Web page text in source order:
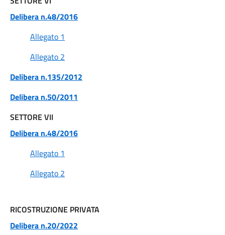
Delibera n.48/2016
Allegato 1
Allegato 2
Delibera n.135/2012
Delibera n.50/2011
SETTORE VII
Delibera n.48/2016
Allegato 1
Allegato 2
RICOSTRUZIONE PRIVATA
Delibera n.20/2022